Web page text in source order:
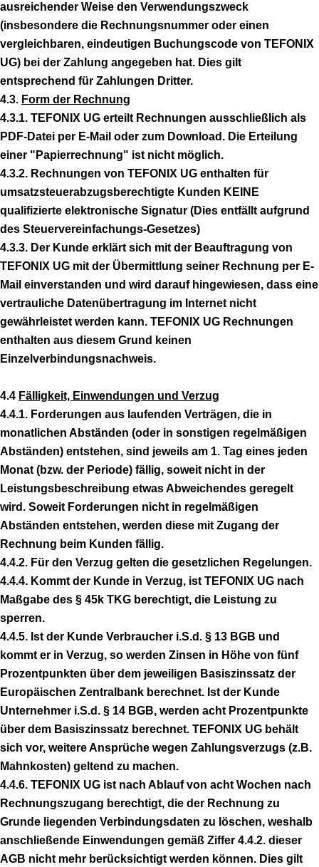
ausreichender Weise den Verwendungszweck
(insbesondere die Rechnungsnummer oder einen
vergleichbaren, eindeutigen Buchungscode von TEFONIX
UG) bei der Zahlung angegeben hat. Dies gilt
entsprechend für Zahlungen Dritter.
4.3. Form der Rechnung
4.3.1. TEFONIX UG erteilt Rechnungen ausschließlich als
PDF-Datei per E-Mail oder zum Download. Die Erteilung
einer "Papierrechnung" ist nicht möglich.
4.3.2. Rechnungen von TEFONIX UG enthalten für
umsatzsteuerabzugsberechtigte Kunden KEINE
qualifizierte elektronische Signatur (Dies entfällt aufgrund
des Steuervereinfachungs-Gesetzes)
4.3.3. Der Kunde erklärt sich mit der Beauftragung von
TEFONIX UG mit der Übermittlung seiner Rechnung per E-
Mail einverstanden und wird darauf hingewiesen, dass eine
vertrauliche Datenübertragung im Internet nicht
gewährleistet werden kann. TEFONIX UG Rechnungen
enthalten aus diesem Grund keinen
Einzelverbindungsnachweis.
4.4 Fälligkeit, Einwendungen und Verzug
4.4.1. Forderungen aus laufenden Verträgen, die in
monatlichen Abständen (oder in sonstigen regelmäßigen
Abständen) entstehen, sind jeweils am 1. Tag eines jeden
Monat (bzw. der Periode) fällig, soweit nicht in der
Leistungsbeschreibung etwas Abweichendes geregelt
wird. Soweit Forderungen nicht in regelmäßigen
Abständen entstehen, werden diese mit Zugang der
Rechnung beim Kunden fällig.
4.4.2. Für den Verzug gelten die gesetzlichen Regelungen.
4.4.4. Kommt der Kunde in Verzug, ist TEFONIX UG nach
Maßgabe des § 45k TKG berechtigt, die Leistung zu
sperren.
4.4.5. Ist der Kunde Verbraucher i.S.d. § 13 BGB und
kommt er in Verzug, so werden Zinsen in Höhe von fünf
Prozentpunkten über dem jeweiligen Basiszinssatz der
Europäischen Zentralbank berechnet. Ist der Kunde
Unternehmer i.S.d. § 14 BGB, werden acht Prozentpunkte
über dem Basiszinssatz berechnet. TEFONIX UG behält
sich vor, weitere Ansprüche wegen Zahlungsverzugs (z.B.
Mahnkosten) geltend zu machen.
4.4.6. TEFONIX UG ist nach Ablauf von acht Wochen nach
Rechnungszugang berechtigt, die der Rechnung zu
Grunde liegenden Verbindungsdaten zu löschen, weshalb
anschließende Einwendungen gemäß Ziffer 4.4.2. dieser
AGB nicht mehr berücksichtigt werden können. Dies gilt